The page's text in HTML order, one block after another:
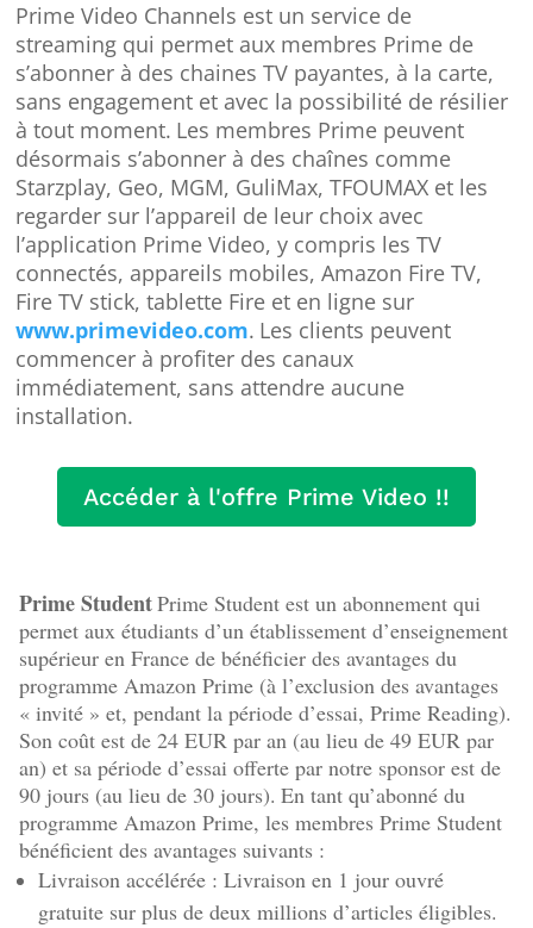
Prime Video Channels est un service de
streaming qui permet aux membres Prime de
s’abonner à des chaines TV payantes, à la carte,
sans engagement et avec la possibilité de résilier
à tout moment. Les membres Prime peuvent
désormais s’abonner à des chaînes comme
Starzplay, Geo, MGM, GuliMax, TFOUMAX et les
regarder sur l’appareil de leur choix avec
l’application Prime Video, y compris les TV
connectés, appareils mobiles, Amazon Fire TV,
Fire TV stick, tablette Fire et en ligne sur
www.primevideo.com. Les clients peuvent
commencer à profiter des canaux
immédiatement, sans attendre aucune
installation.
Accéder à l'offre Prime Video !!
Prime StudentPrime Student est un abonnement qui
permet aux étudiants d’un établissement d’enseignement
supérieur en France de bénéficier des avantages du
programme Amazon Prime (à l’exclusion des avantages
« invité » et, pendant la période d’essai, Prime Reading).
Son coût est de 24 EUR par an (au lieu de 49 EUR par
an) et sa période d’essai offerte par notre sponsor est de
90 jours (au lieu de 30 jours). En tant qu’abonné du
programme Amazon Prime, les membres Prime Student
bénéficient des avantages suivants :
Livraison accélérée : Livraison en 1 jour ouvré
gratuite sur plus de deux millions d’articles éligibles.